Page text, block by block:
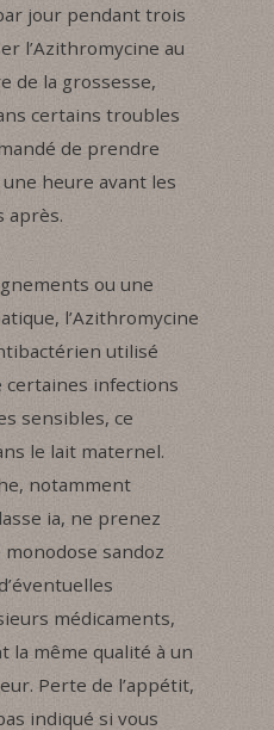
jour pendant trois
l’Azithromycine au
de la grossesse,
certains troubles
de prendre
heure avant les
après.
ou une
l’Azithromycine
utilisé
infections
sensibles, ce
le lait maternel.
notamment
ia, ne prenez
sandoz
médicaments,
la même qualité à un
Perte de l’appétit,
indiqué si vous